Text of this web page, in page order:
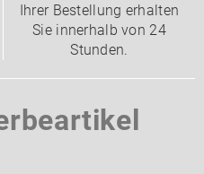
Ihrer Bestellung erhalten
Sie innerhalb von 24
Stunden.